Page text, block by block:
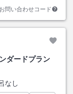
お問い合わせコード
ダードプラン
なし